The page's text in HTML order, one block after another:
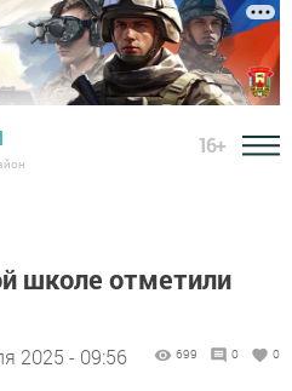
16+
школе отметили
2025 - 09:56 699 0 0